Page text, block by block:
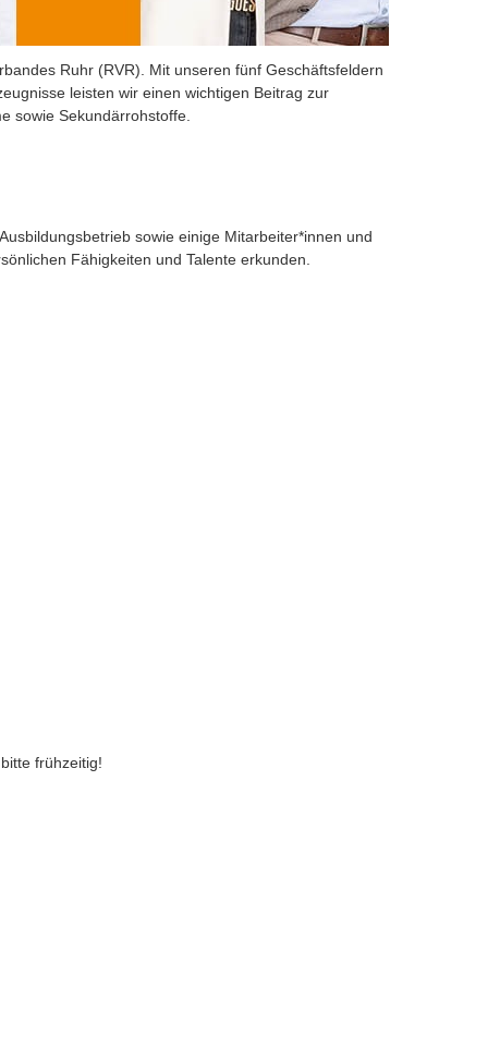
Ruhr (RVR). Mit unseren fünf Geschäftsfeldern
leisten wir einen wichtigen Beitrag zur
sowie Sekundärrohstoffe.
sowie einige Mitarbeiter*innen und
Fähigkeiten und Talente erkunden.
frühzeitig!